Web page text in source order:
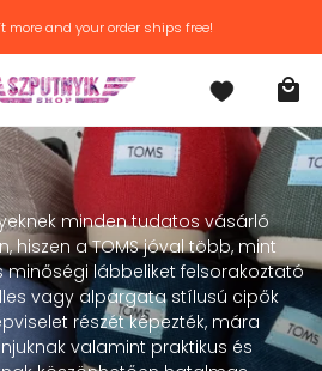
more and your order ships free!
minden tudatos vásárló
hiszen a TOMS jóval több, mint
minőségi lábbeliket felsorakoztató
vagy alpargata stílusú cipők
részét képezték, mára
valamint praktikus és